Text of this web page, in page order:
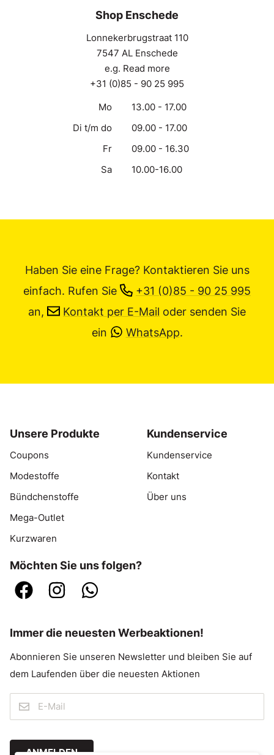
Shop Enschede
Lonnekerbrugstraat 110
7547 AL Enschede
e.g. Read more
+31 (0)85 - 90 25 995
Mo
13.00 - 17.00
Di t/m do
09.00 - 17.00
Fr
09.00 - 16.30
Sa
10.00-16.00
Haben Sie eine Frage? Kontaktieren Sie uns
einfach. Rufen Sie
+31 (0)85 - 90 25 995
an,
Kontakt per E-Mail oder senden Sie
ein
WhatsApp.
Unsere Produkte
Coupons
Modestoffe
Bündchenstoffe
Mega-Outlet
Kurzwaren
Kundenservice
Kundenservice
Kontakt
Über uns
Möchten Sie uns folgen?
Immer die neuesten Werbeaktionen!
Abonnieren Sie unseren Newsletter und bleiben Sie auf
dem Laufenden über die neuesten Aktionen
ANMELDEN